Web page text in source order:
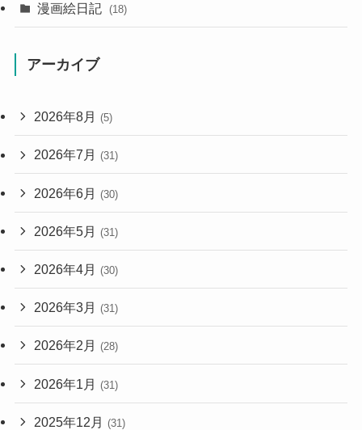
漫画絵日記 (18)
アーカイブ
2026年8月 (5)
2026年7月 (31)
2026年6月 (30)
2026年5月 (31)
2026年4月 (30)
2026年3月 (31)
2026年2月 (28)
2026年1月 (31)
2025年12月 (31)